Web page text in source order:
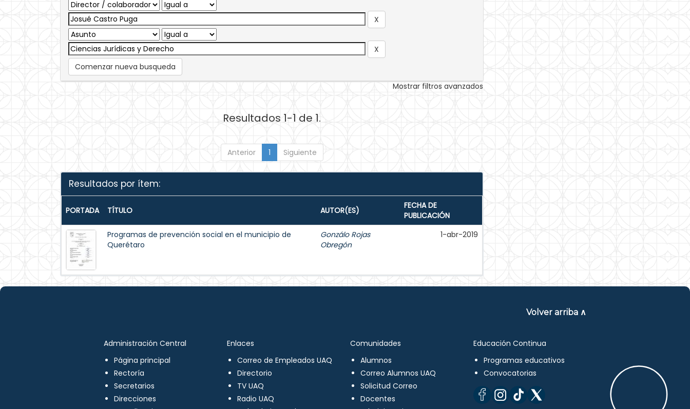
Comenzar nueva busqueda
Mostrar filtros avanzados
Resultados 1-1 de 1.
Anterior 1 Siguiente
Resultados por ítem:
PORTADA TÍTULO AUTOR(ES)
FECHA DE
PUBLICACIÓN
Programas de prevención social en el municipio de
Querétaro
Gonzálo Rojas
Obregón
1-abr-2019
Volver arriba ∧
Administración Central
Página principal
Rectoría
Secretarios
Direcciones
Enlaces
Correo de Empleados UAQ
Directorio
TV UAQ
Radio UAQ
Comunidades
Alumnos
Correo Alumnos UAQ
Solicitud Correo
Docentes
Educación Continua
Programas educativos
Convocatorias